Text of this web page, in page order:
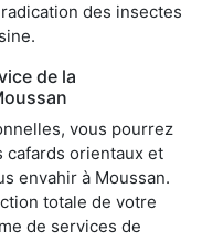
des insectes
de la
vous pourrez
cafards orientaux et
envahir à Moussan.
totale de votre
de services de